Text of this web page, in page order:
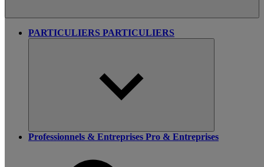
PARTICULIERS PARTICULIERS
Professionnels & Entreprises Pro & Entreprises